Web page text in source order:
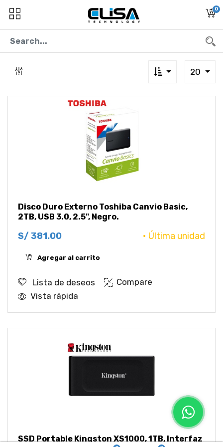
0
20
Disco Duro Externo Toshiba Canvio Basic,
2TB, USB 3.0, 2.5", Negro.
S/ 381.00 • Última unidad
Agregar al carrito
Lista de deseos
Compare
Vista rápida
SSD Portable Kingston XS1000, 1TB, Interfaz